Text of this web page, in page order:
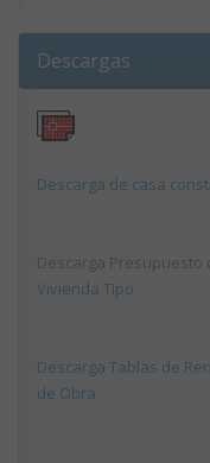
Descargas
Descarga de casa
Descarga Presupuesto
Vivienda Tipo
Descarga Tablas de
de Obra